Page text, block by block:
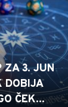
ZA 3. JUN
DOBIJA
ČEK...